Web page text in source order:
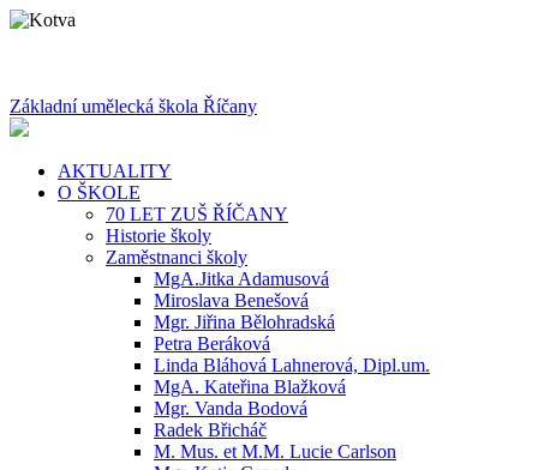
Základní umělecká škola Říčany
AKTUALITY
O ŠKOLE
70 LET ZUŠ ŘÍČANY
Historie školy
Zaměstnanci školy
MgA.Jitka Adamusová
Miroslava Benešová
Mgr. Jiřina Bělohradská
Petra Beráková
Linda Bláhová Lahnerová, Dipl.um.
MgA. Kateřina Blažková
Mgr. Vanda Bodová
Radek Břicháč
M. Mus. et M.M. Lucie Carlson